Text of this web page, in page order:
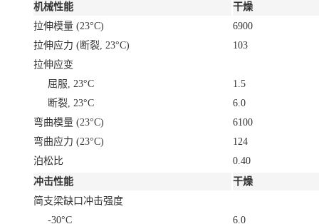
机械性能
干燥
拉伸模量 (23°C)
6900
拉伸应力 (断裂, 23°C)
103
拉伸应变
屈服, 23°C
1.5
断裂, 23°C
6.0
弯曲模量 (23°C)
6100
弯曲应力 (23°C)
124
泊松比
0.40
冲击性能
干燥
简支梁缺口冲击强度
-30°C
6.0